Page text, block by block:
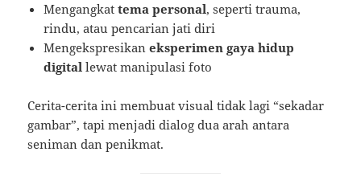
Mengangkattema personal, seperti trauma,
rindu, atau pencarian jati diri
Mengekspresikaneksperimen gaya hidup
digital lewat manipulasi foto
Cerita-cerita ini membuat visual tidak lagi “sekadar
gambar”, tapi menjadi dialog dua arah antara
seniman dan penikmat.